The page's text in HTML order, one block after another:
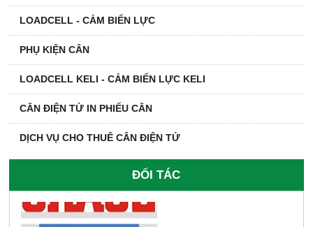
LOADCELL - CẢM BIẾN LỰC
PHỤ KIỆN CÂN
LOADCELL KELI - CẢM BIẾN LỰC KELI
CÂN ĐIỆN TỬ IN PHIẾU CÂN
DỊCH VỤ CHO THUÊ CÂN ĐIỆN TỬ
ĐỐI TÁC